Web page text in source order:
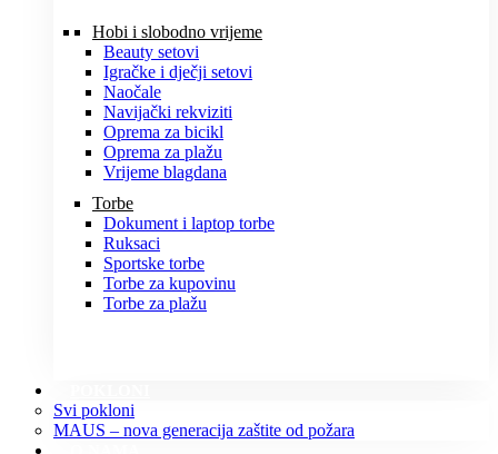
Hobi i slobodno vrijeme
Beauty setovi
Igračke i dječji setovi
Naočale
Navijački rekviziti
Oprema za bicikl
Oprema za plažu
Vrijeme blagdana
Torbe
Dokument i laptop torbe
Ruksaci
Sportske torbe
Torbe za kupovinu
Torbe za plažu
Svi pokloni
MAUS – nova generacija zaštite od požara